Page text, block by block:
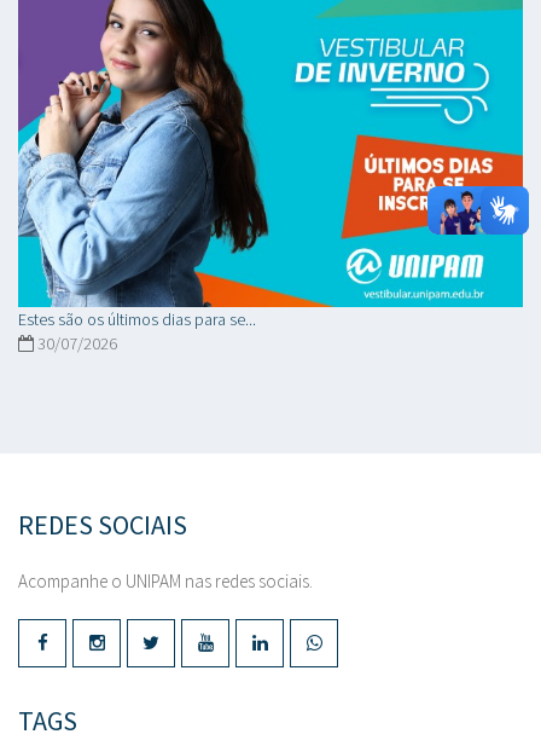
Estes são os últimos dias para se...
30/07/2026
REDES SOCIAIS
Acompanhe o UNIPAM nas redes sociais.
TAGS